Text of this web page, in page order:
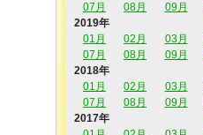
07月
08月 09月
2019年
01月
02月 03月
07月
08月 09月
2018年
01月
02月 03月
07月
08月 09月
2017年